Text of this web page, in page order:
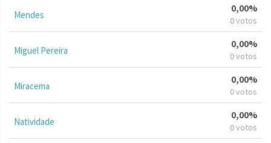
Mendes
0,00%
0 votos
Miguel Pereira
0,00%
0 votos
Miracema
0,00%
0 votos
Natividade
0,00%
0 votos